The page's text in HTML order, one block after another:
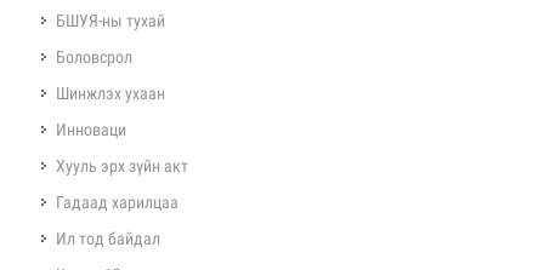
БШУЯ-ны тухай
Боловсрол
Шинжлэх ухаан
Инноваци
Хууль эрх зүйн акт
Гадаад харилцаа
Ил тод байдал